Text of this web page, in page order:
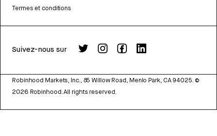
Termes et conditions
Suivez-nous sur
Robinhood Markets, Inc., 85 Willow Road, Menlo Park, CA 94025. ©
2026 Robinhood. All rights reserved.